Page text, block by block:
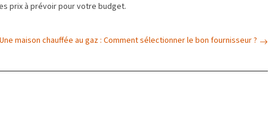
prix à prévoir pour votre budget.
Une maison chauffée au gaz : Comment sélectionner le bon fournisseur ?